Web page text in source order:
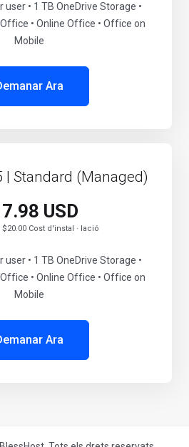
user • 1 TB OneDrive Storage •
• Online Office • Office on
Mobile
Ara
Standard (Managed)
USD
Cost d'instal · lació
user • 1 TB OneDrive Storage •
• Online Office • Office on
Mobile
Ara